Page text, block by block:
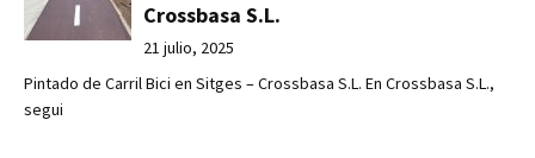
Crossbasa S.L.
21 julio, 2025
Pintado de Carril Bici en Sitges – Crossbasa S.L. En Crossbasa S.L.,
segui